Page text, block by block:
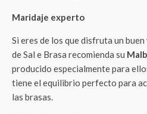
Maridaje experto
Si eres de los que disfruta un
de Sal e Brasa recomienda su
producido especialmente para
tiene el equilibrio perfecto para
las brasas.